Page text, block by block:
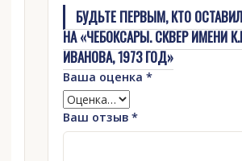
БУДЬТЕ ПЕРВЫМ, КТО
НА «ЧЕБОКСАРЫ. СКВЕР ИМЕНИ
ИВАНОВА, 1973 ГОД»
Ваша оценка *
Ваш отзыв *